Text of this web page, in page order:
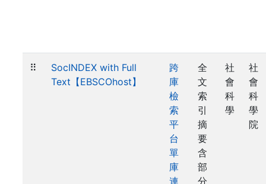
⠿
SocINDEX with Full
Text【EBSCOhost】
跨
庫
檢
索
平
台
單
庫
連
全
文
索
引
摘
要
含
部
分
社
會
科
學
社
會
科
學
院